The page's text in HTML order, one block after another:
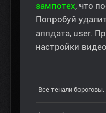
зампотех, что
Попробуй
аппдата, user.
настройки
Все тенали бороговы.